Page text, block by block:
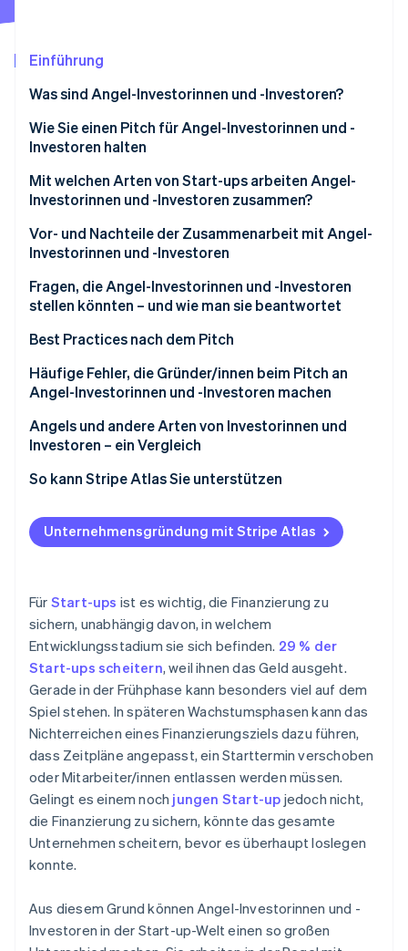
CO₂-Entnahme
Identity
Online-Identitätsprüfung
Stripe-Sessions 2026
Erfahren Sie, wie Stripe Lösungen für
Jetzt ansehen
Einführung
Was sind Angel-Investorinnen und -Investoren?
Wie viel Geld kann ich von Angel- Investorinnen und -
Investoren erwarten?
Wie Sie einen Pitch für Angel-Investorinnen und -
Investoren halten
1. Ihr Unternehmen und Ihren Markt genau kennen
3. Finanzen präsentieren
4. Ihr Team hervorheben
5. Wissen, wie viel Sie brauchen
Mit welchen Arten von Start-ups arbeiten Angel-
Investorinnen und -Investoren zusammen?
Vor- und Nachteile der Zusammenarbeit mit Angel-
Investorinnen und -Investoren
Vorteile von Angel-Investorinnen und -Investoren
Fragen, die Angel-Investorinnen und -Investoren
stellen könnten – und wie man sie beantwortet
Best Practices nach dem Pitch
Häufige Fehler, die Gründer/innen beim Pitch an
Angel-Investorinnen und -Investoren machen
Mangelnde Vorbereitung
Zu optimistische oder unrealistische Prognosen
Versäumnis, die Stärken des Teams herauszustellen
Den Wettbewerb ignorieren oder unterschätzen
Vernachlässigung der Marktgröße und
Markttauglichkeit
Mangelhafte Erläuterung des Wertversprechen oder
Geschäftsmodells
Mangelnde Transparenz oder Vernachlässigung von
Risiken
Folgekommunikation oder Feedback ignorieren
Unklare Exit-Strategie
Angels und andere Arten von Investorinnen und
Investoren – ein Vergleich
So kann Stripe Atlas Sie unterstützen
Beantragung bei Atlas
Zahlungen und Bankgeschäfte vor Erhalt der EIN-
Erwerb von Gründeranteilen ohne Barmittel
Automatische Einreichung des 83(b)-
Steuerformulars
Hochwertige rechtliche Unternehmensdokumente
Ein Jahr Stripe Payments kostenlos, plus
Partnergutschriften und Rabatte im Wert von
50.000 USD
Unternehmensgründung mit Stripe Atlas
Für Start-ups ist es wichtig, die Finanzierung zu
sichern, unabhängig davon, in welchem
Entwicklungsstadium sie sich befinden. 29 % der
Start-ups scheitern, weil ihnen das Geld ausgeht.
Gerade in der Frühphase kann besonders viel auf dem
Spiel stehen. In späteren Wachstumsphasen kann das
Nichterreichen eines Finanzierungsziels dazu führen,
dass Zeitpläne angepasst, ein Starttermin verschoben
oder Mitarbeiter/innen entlassen werden müssen.
Gelingt es einem noch jungen Start-up jedoch nicht,
die Finanzierung zu sichern, könnte das gesamte
Unternehmen scheitern, bevor es überhaupt loslegen
konnte.
Aus diesem Grund können Angel-Investorinnen und -
Investoren in der Start-up-Welt einen so großen